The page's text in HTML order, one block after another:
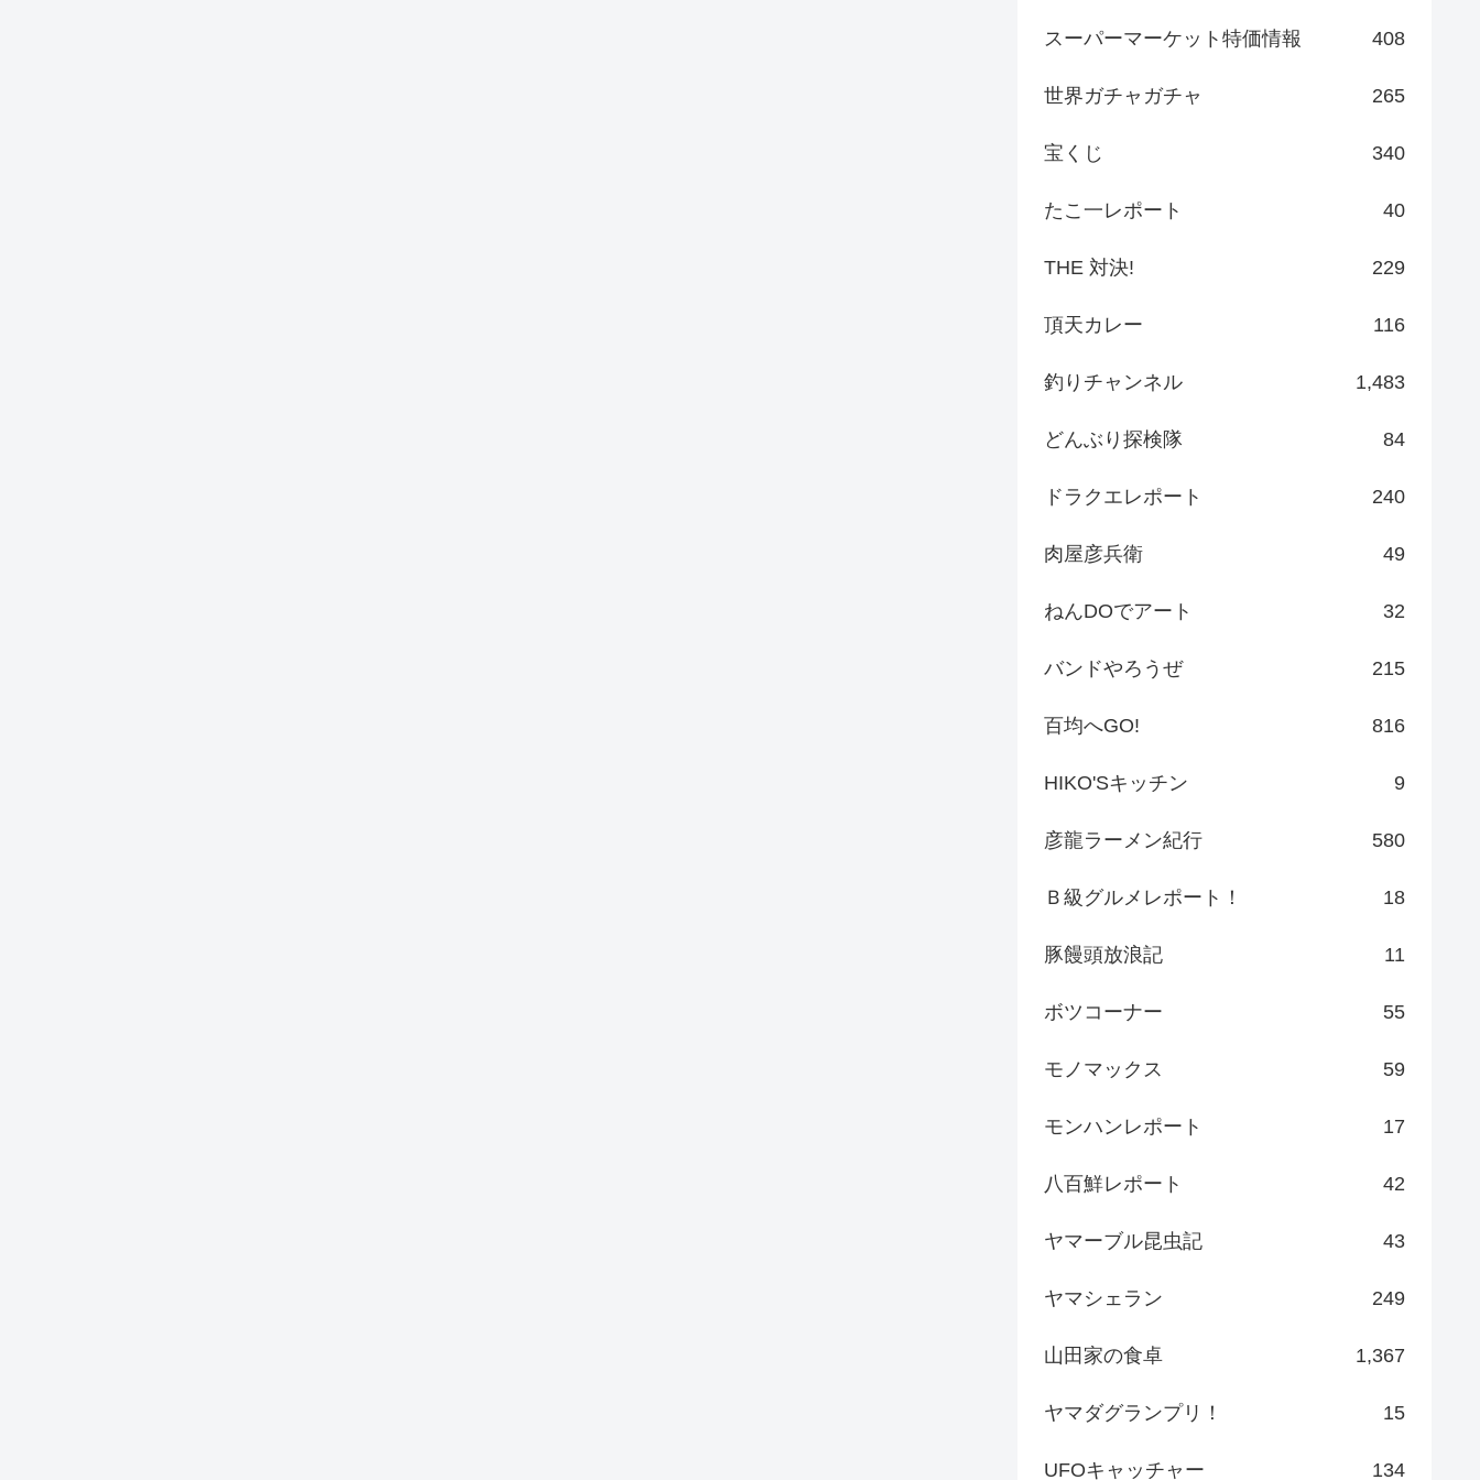
スーパーマーケット特価情報 408
世界ガチャガチャ 265
宝くじ 340
たこ一レポート 40
THE 対決! 229
頂天カレー 116
釣りチャンネル 1,483
どんぶり探検隊 84
ドラクエレポート 240
肉屋彦兵衛 49
ねんDOでアート 32
バンドやろうぜ 215
百均へGO! 816
HIKO'Sキッチン 9
彦龍ラーメン紀行 580
Ｂ級グルメレポート！ 18
豚饅頭放浪記 11
ボツコーナー 55
モノマックス 59
モンハンレポート 17
八百鮮レポート 42
ヤマーブル昆虫記 43
ヤマシェラン 249
山田家の食卓 1,367
ヤマダグランプリ！ 15
UFOキャッチャー 134